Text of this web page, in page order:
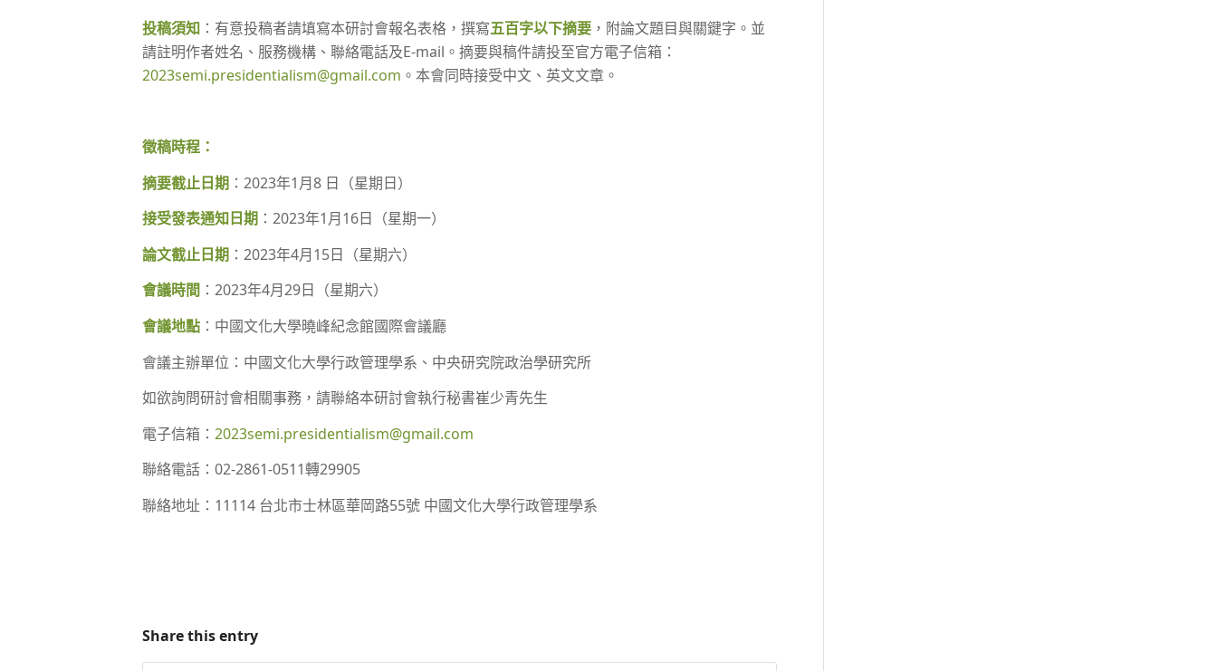
投稿須知 ：有意投稿者請填寫本研討會報名表格，撰寫五百字以下摘要 ，附論文題目與關鍵字。並
請註明作者姓名、服務機構、聯絡電話及E-mail。摘要與稿件請投至官方電子信箱：
2023semi.presidentialism@gmail.com 。本會同時接受中文、英文文章。
徵稿時程：
摘要截止日期 ：2023年1月8 日（星期日）
接受發表通知日期 ：2023年1月16日（星期一）
論文截止日期 ：2023年4月15日（星期六）
會議時間 ：2023年4月29日（星期六）
會議地點 ：中國文化大學曉峰紀念館國際會議廳
會議主辦單位：中國文化大學行政管理學系、中央研究院政治學研究所
如欲詢問研討會相關事務，請聯絡本研討會執行秘書崔少青先生
電子信箱： 2023semi.presidentialism@gmail.com
聯絡電話：02-2861-0511轉29905
聯絡地址：11114 台北市士林區華岡路55號 中國文化大學行政管理學系
Share this entry